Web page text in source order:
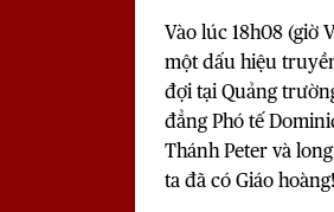
Vào lúc 18h08 (giờ
một dấu hiệu
đợi tại Quảng
đẳng Phó tế
Thánh Peter và
ta đã có Giáo